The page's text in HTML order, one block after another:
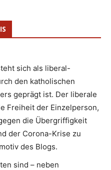
sich als liberal-
den katholischen
geprägt ist. Der liberale
Freiheit der Einzelperson,
die Übergriffigkeit
der Corona-Krise zu
des Blogs.
sind – neben